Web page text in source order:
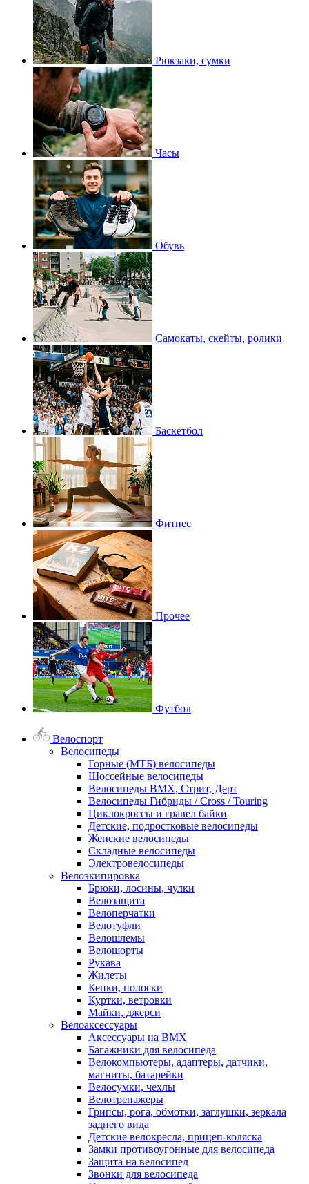
Рюкзаки, сумки
Часы
Обувь
Самокаты, скейты, ролики
Баскетбол
Фитнес
Прочее
Футбол
Велоспорт
Велосипеды
Горные (МТБ) велосипеды
Шоссейные велосипеды
Велосипеды BMX, Стрит, Дерт
Велосипеды Гибриды / Cross / Touring
Циклокроссы и гравел байки
Детские, подростковые велосипеды
Женские велосипеды
Складные велосипеды
Электровелосипеды
Велоэкипировка
Брюки, лосины, чулки
Велозащита
Велоперчатки
Велотуфли
Велошлемы
Велошорты
Рукава
Жилеты
Кепки, полоски
Куртки, ветровки
Майки, джерси
Велоаксессуары
Аксессуары на BMX
Багажники для велосипеда
Велокомпьютеры, адаптеры, датчики,
магниты, батарейки
Велосумки, чехлы
Велотренажеры
Грипсы, рога, обмотки, заглушки, зеркала
заднего вида
Детские велокресла, прицеп-коляска
Замки противоугонные для велосипеда
Защита на велосипед
Звонки для велосипеда